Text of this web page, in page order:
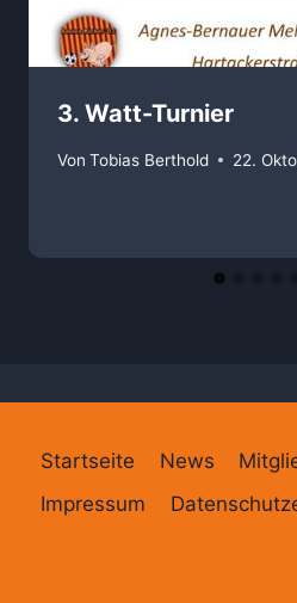
3. Watt-Turnier
Von Tobias Berthold 22.
Startseite News
Impressum